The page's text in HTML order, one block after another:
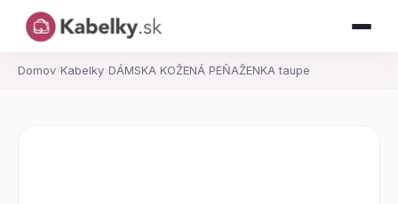
Domov› Kabelky› DÁMSKA KOŽENÁ PEŇAŽENKA taupe